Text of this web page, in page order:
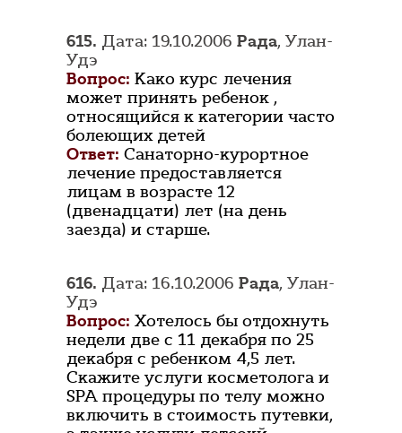
615. Дата: 19.10.2006 Рада, Улан-
Удэ
Вопрос: Како курс лечения
может принять ребенок ,
относящийся к категории часто
болеющих детей
Ответ: Санаторно-курортное
лечение предоставляется
лицам в возрасте 12
(двенадцати) лет (на день
заезда) и старше.
616. Дата: 16.10.2006 Рада, Улан-
Удэ
Вопрос: Хотелось бы отдохнуть
недели две с 11 декабря по 25
декабря с ребенком 4,5 лет.
Скажите услуги косметолога и
SPA процедуры по телу можно
включить в стоимость путевки,